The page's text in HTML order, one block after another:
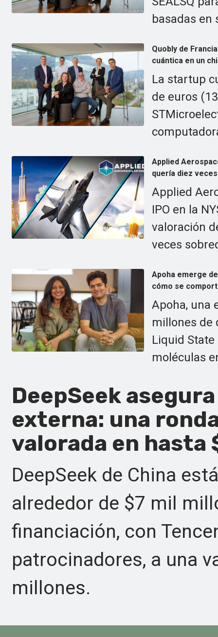
basadas en
Quobly de
cuántica en un
La startup
de euros
Applied
quería diez
Applied
IPO en la
valoración
veces
Apoha emerge
cómo se
Apoha, una
millones de
Liquid
moléculas
DeepSeek
externa: una
valorada en hasta
DeepSeek de China
alrededor de $7 mil
financiación, con
patrocinadores, a una
millones.